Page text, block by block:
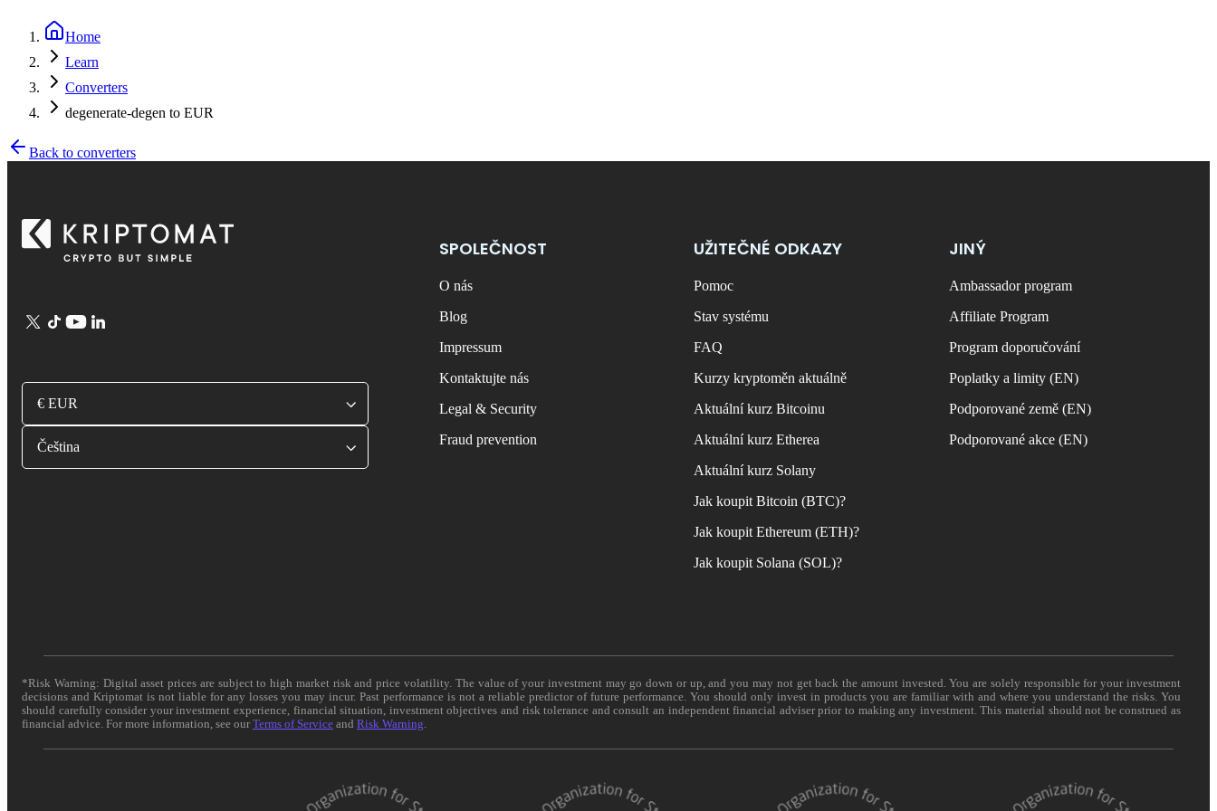
Home
Learn
Converters
degenerate-degen to EUR
Back to converters
€ EUR
Čeština
SPOLEČNOST
O nás
Blog
Impressum
Kontaktujte nás
Legal & Security
Fraud prevention
UŽITEČNÉ ODKAZY
Pomoc
Stav systému
FAQ
Kurzy kryptoměn aktuálně
Aktuální kurz Bitcoinu
Aktuální kurz Etherea
Aktuální kurz Solany
Jak koupit Bitcoin (BTC)?
Jak koupit Ethereum (ETH)?
Jak koupit Solana (SOL)?
JINÝ
Ambassador program
Affiliate Program
Program doporučování
Poplatky a limity (EN)
Podporované země (EN)
Podporované akce (EN)
*Risk Warning: Digital asset prices are subject to high market risk and price volatility. The value of your investment may go down or up, and you may not get back the amount invested. You are solely responsible for your investment
decisions and Kriptomat is not liable for any losses you may incur. Past performance is not a reliable predictor of future performance. You should only invest in products you are familiar with and where you understand the risks. You
should carefully consider your investment experience, financial situation, investment objectives and risk tolerance and consult an independent financial adviser prior to making any investment. This material should not be construed as
financial advice. For more information, see ourTerms of Service and Risk Warning